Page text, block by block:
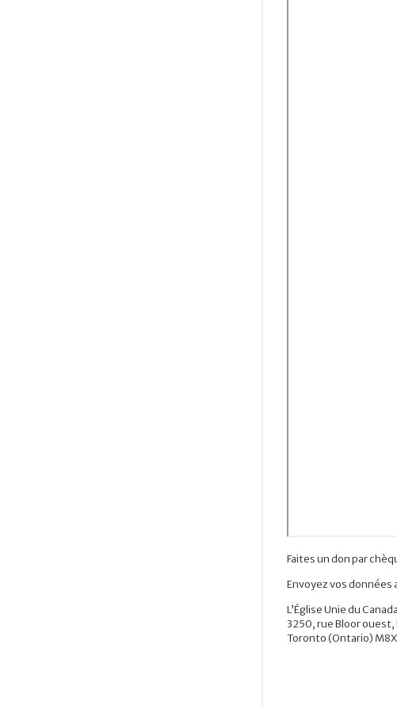
Faites un don par
Envoyez vos données
L’Église Unie du Canada
3250, rue Bloor
Toronto (Ontario)